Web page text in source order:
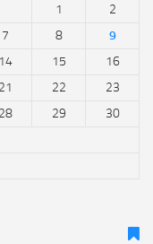
1
2
7 8
9
14 15
16
21 22
23
28 29
30